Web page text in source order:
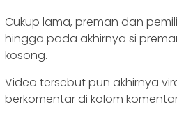
Cukup lama, preman dan
hingga pada akhirnya si
kosong.
Video tersebut pun akhirnya
berkomentar di kolom